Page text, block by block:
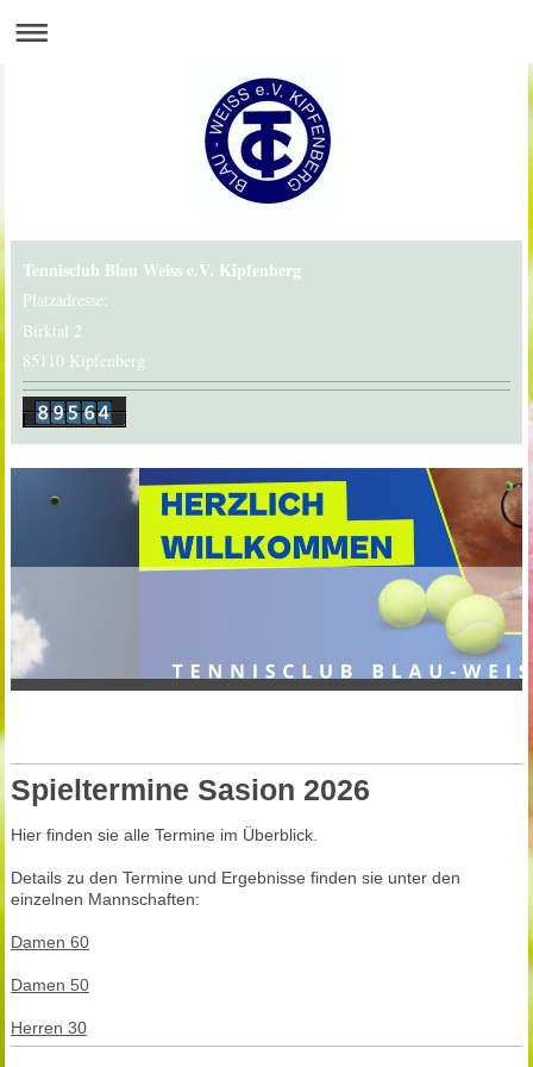
Tennisclub Blau Weiss e.V. Kipfenberg
Platzadresse:
Birktal 2
85110 Kipfenberg
Spieltermine Sasion 2026
Hier finden sie alle Termine im Überblick.
Details zu den Termine und Ergebnisse finden sie unter den
einzelnen Mannschaften:
Damen 60
Damen 50
Herren 30